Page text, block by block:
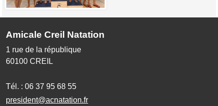
Amicale Creil Natation
1 rue de la république
60100 CREIL
Tél. : 06 37 95 68 55
president@acnatation.fr